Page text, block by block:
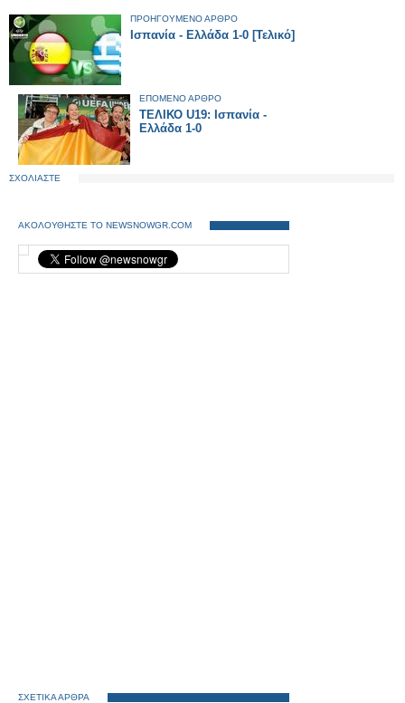
ΠΡΟΗΓΟΥΜΕΝΟ ΑΡΘΡΟ
Ισπανία - Ελλάδα 1-0 [Τελικό]
ΕΠΟΜΕΝΟ ΑΡΘΡΟ
ΤΕΛΙΚΟ U19: Ισπανία -
Ελλάδα 1-0
ΣΧΟΛΙΑΣΤΕ
ΑΚΟΛΟΥΘΗΣΤΕ ΤΟ NEWSNOWGR.COM
ΣΧΕΤΙΚΑ ΑΡΘΡΑ